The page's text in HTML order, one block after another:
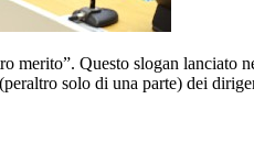
merito”. Questo slogan lanciato
solo di una parte) dei